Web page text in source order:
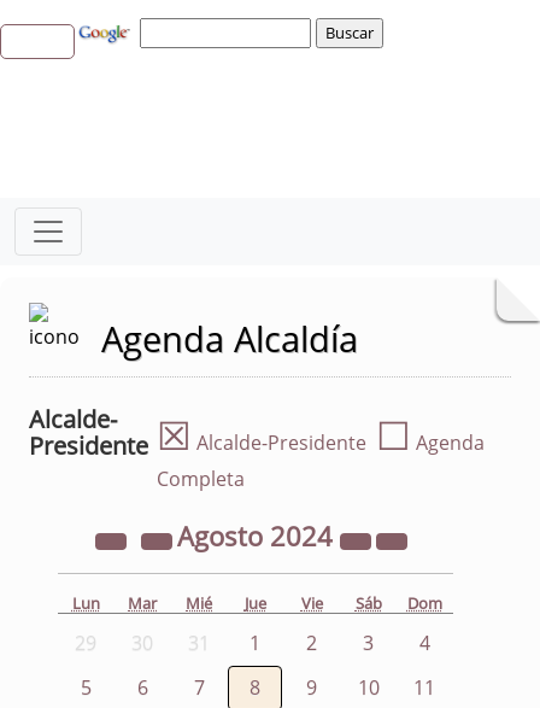
Agenda Alcaldía
Alcalde-
Presidente ☒ Alcalde-Presidente ☐ Agenda
Completa
Agosto 2024
Lun Mar Mié Jue Vie Sáb Dom
29 30 31 1 2 3
4
5
6 7 8 9 10
11